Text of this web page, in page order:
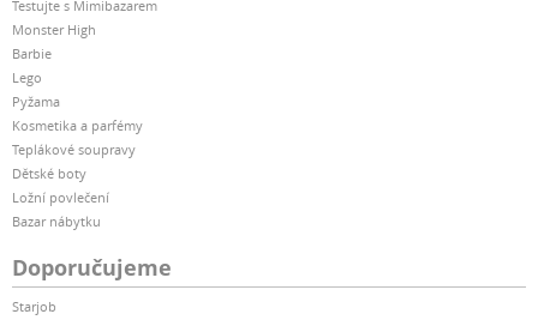
Testujte s Mimibazarem
Monster High
Barbie
Lego
Pyžama
Kosmetika a parfémy
Teplákové soupravy
Dětské boty
Ložní povlečení
Bazar nábytku
Doporučujeme
Starjob